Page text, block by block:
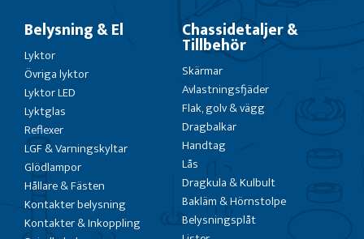
Belysning & El
Lyktor
Övriga lyktor
Lyktor LED
Lyktglas
Reflexer
LGF & Varningskyltar
Glödlampor
Hållare & Fästen
Kontakter belysning
Kontakter & Inkoppling
Chassidetaljer &
Tillbehör
Skärmar
Avlastningsfjäder
Flak, golv & vägg
Dragbalkar
Handtag
Lås
Dragkula & Kulbult
Bakläm & Hörnstolpe
Belysningsplåt